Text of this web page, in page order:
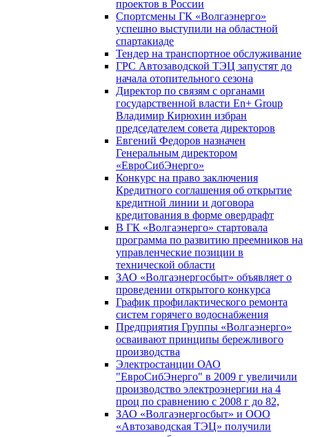
проектов в России
Спортсмены ГК «Волгаэнерго»
успешно выступили на областной
спартакиаде
Тендер на транспортное обслуживание
ГРС Автозаводской ТЭЦ запустят до
начала отопительного сезона
Директор по связям с органами
государственной власти En+ Group
Владимир Кирюхин избран
председателем совета директоров
Евгений Федоров назначен
Генеральным директором
«ЕвроСибЭнерго»
Конкурс на право заключения
Кредитного соглашения об открытие
кредитной линии и договора
кредитования в форме овердрафт
В ГК «Волгаэнерго» стартовала
программа по развитию преемников на
управленческие позиции в
технической области
ЗАО «Волгаэнергосбыт» объявляет о
проведении открытого конкурса
График профилактического ремонта
систем горячего водоснабжения
Предприятия Группы «Волгаэнерго»
осваивают принципы бережливого
производства
Электростанции ОАО
"ЕвроСибЭнерго" в 2009 г увеличили
производство электроэнергии на 4
проц по сравнению с 2008 г до 82,
ЗАО «Волгаэнергосбыт» и ООО
«Автозаводская ТЭЦ» получили